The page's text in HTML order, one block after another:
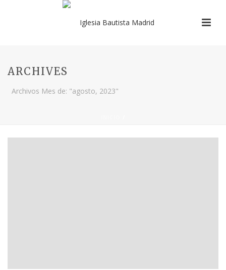
ARCHIVES
Archivos Mes de: "agosto, 2023"